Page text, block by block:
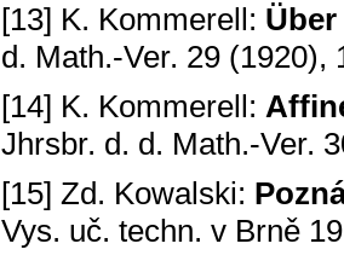
[13] K. Kommerell:
d. Math.-Ver. 29 (1920),
[14] K. Kommerell:
Jhrsbr. d. d. Math.-Ver.
[15] Zd. Kowalski:
Vys. uč. techn. v Brně